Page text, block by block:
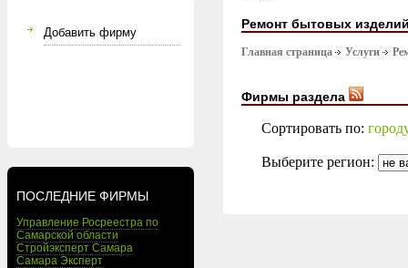
Добавить фирму
ПОСЛЕДНИЕ ФИРМЫ
Управление Росреестра по
Самарской области
Стройэксперт Самара
Самара Эксперт
Ремонт бытовых
Главная страница Услуги
Фирмы раздела
Сортировать по:
Выберите регион: